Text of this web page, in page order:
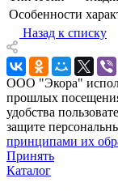
Особенности
Назад к списку
ООО "Экора"
прошлых
удобства
защите
принципами их
Принять
Каталог